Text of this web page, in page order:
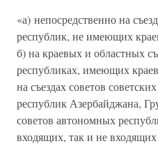
«а) непосредственно на
республик, не имеющих
б) на краевых и областных
республиках, имеющих
на съездах советов
республик Азербайджана,
советов автономных
входящих, так и не